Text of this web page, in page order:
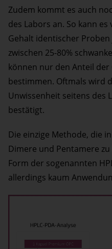
Zudem kommt es auch
des Labors an. So kann
Gehalt identischer
zwischen 25-80%
können nur den Anteil
bestimmen. Oftmals wird
Unwissenheit seitens des
bestätigt.
Die einzige Methode, die
Dimere und Pentamere
Form der sogenannten
allerdings kaum